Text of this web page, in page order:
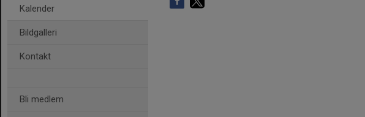
Kalender
Bildgalleri
Kontakt
Bli medlem